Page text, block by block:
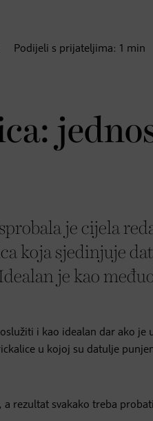
Podijeli s prijateljima: 1 min
je cijela
koja sjedinjuje
je kao
i kao idealan dar ako
u kojoj su datulje
rezultat svakako treba